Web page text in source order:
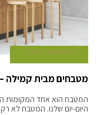
17 בספטמבר 2024
מטבחים מבית קמילה –
המטבח הוא אחד המקומות
היום-יום שלנו. המטבח לא